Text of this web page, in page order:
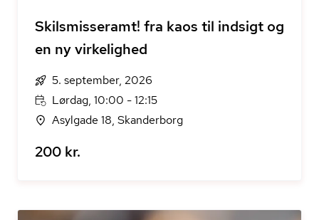
Skilsmisseramt! fra kaos til indsigt og
en ny virkelighed
5. september, 2026
Lørdag, 10:00 - 12:15
Asylgade 18, Skanderborg
200 kr.